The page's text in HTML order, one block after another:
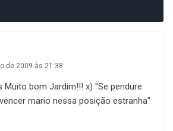
de 2009 às 21:38
Muito bom Jardim!!! x) "Se pendure
mario nessa posição estranha"